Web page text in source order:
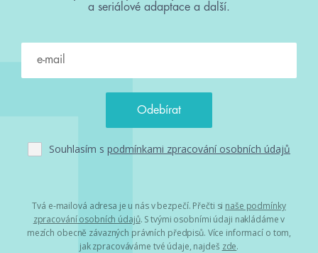
a seriálové adaptace a další.
Souhlasím s podmínkami zpracování osobních údajů
Tvá e-mailová adresa je u nás v bezpečí. Přečti si naše podmínky
zpracování osobních údajů. S tvými osobními údaji nakládáme v
mezích obecně závazných právních předpisů. Více informací o tom,
jak zpracováváme tvé údaje, najdeš zde.